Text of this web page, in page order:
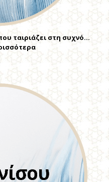
ταιριάζει στη συχνό…